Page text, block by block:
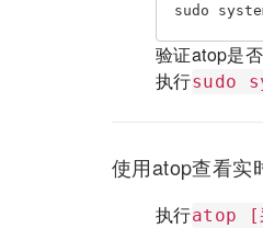
sudo
验证atop是否
执行sudo
使用atop查看实
执行atop [